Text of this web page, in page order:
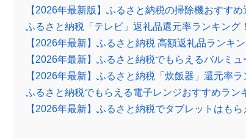
【2026年最新版】ふるさと納税の掃除機おすす
ふるさと納税「テレビ」返礼品還元率ランキング
【2026年最新】ふるさと納税 高額返礼品ランキ
【2026年最新】ふるさと納税でもらえるバルミ
【2026年最新】ふるさと納税「炊飯器」還元率
ふるさと納税でもらえる電子レンジおすすめラ
【2026年最新】ふるさと納税でタブレットはも